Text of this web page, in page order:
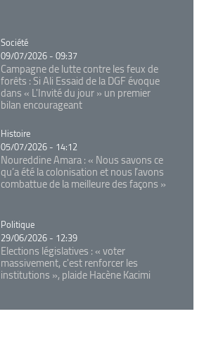
Catégorie
Société
09/07/2026 - 09:37
Campagne de lutte contre les feux de
forêts : Si Ali Essaid de la DGF évoque
dans « L'Invité du jour » un premier
bilan encourageant
Catégorie
Histoire
05/07/2026 - 14:12
Noureddine Amara : « Nous savons ce
qu’a été la colonisation et nous l’avons
combattue de la meilleure des façons »
Catégorie
Politique
29/06/2026 - 12:39
Elections législatives : « voter
massivement, c'est renforcer les
institutions », plaide Hacène Kacimi